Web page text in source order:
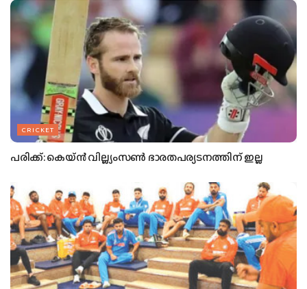
CRICKET
പരിക്ക്: കെയ്ന്‍ വില്ല്യംസണ്‍ ഭാരതപര്യടനത്തിന് ഇല്ല